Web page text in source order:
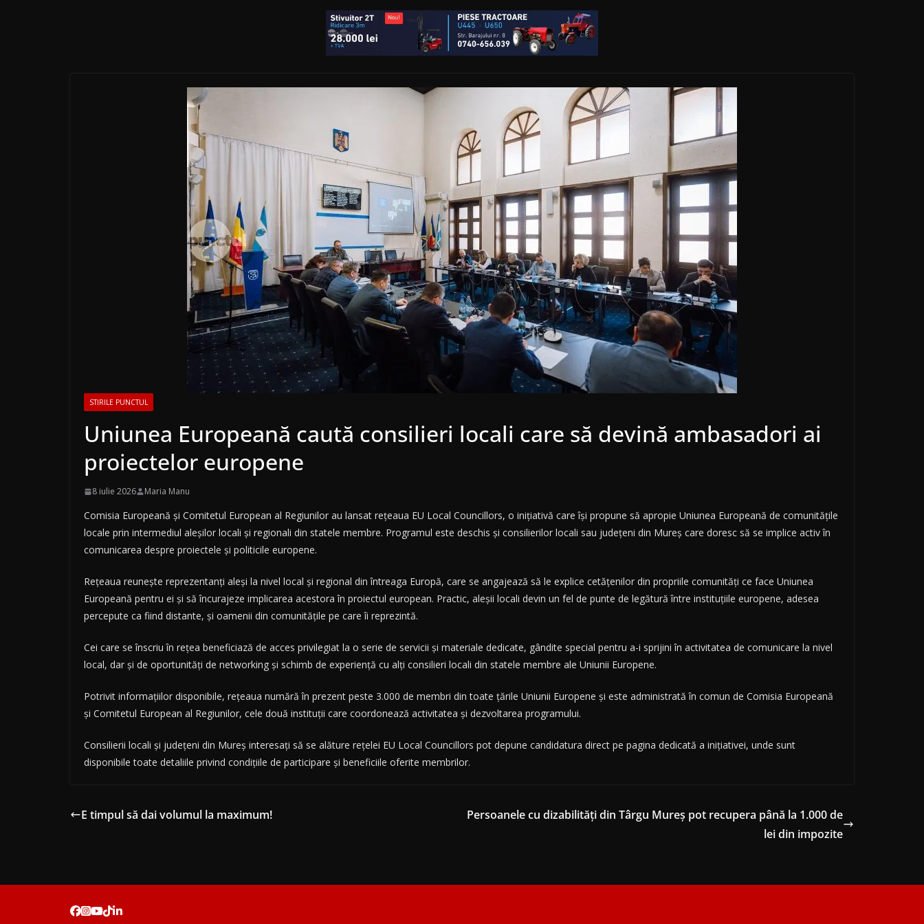
STIRILE PUNCTUL
Uniunea Europeană caută consilieri locali care să devină ambasadori ai
proiectelor europene
8 iulie 2026 Maria Manu
Comisia Europeană și Comitetul European al Regiunilor au lansat rețeaua EU Local Councillors, o inițiativă care își propune să apropie Uniunea Europeană de comunitățile
locale prin intermediul aleșilor locali și regionali din statele membre. Programul este deschis și consilierilor locali sau județeni din Mureș care doresc să se implice activ în
comunicarea despre proiectele și politicile europene.
Rețeaua reunește reprezentanți aleși la nivel local și regional din întreaga Europă, care se angajează să le explice cetățenilor din propriile comunități ce face Uniunea
Europeană pentru ei și să încurajeze implicarea acestora în proiectul european. Practic, aleșii locali devin un fel de punte de legătură între instituțiile europene, adesea
percepute ca fiind distante, și oamenii din comunitățile pe care îi reprezintă.
Cei care se înscriu în rețea beneficiază de acces privilegiat la o serie de servicii și materiale dedicate, gândite special pentru a-i sprijini în activitatea de comunicare la nivel
local, dar și de oportunități de networking și schimb de experiență cu alți consilieri locali din statele membre ale Uniunii Europene.
Potrivit informațiilor disponibile, rețeaua numără în prezent peste 3.000 de membri din toate țările Uniunii Europene și este administrată în comun de Comisia Europeană
și Comitetul European al Regiunilor, cele două instituții care coordonează activitatea și dezvoltarea programului.
Consilierii locali și județeni din Mureș interesați să se alăture rețelei EU Local Councillors pot depune candidatura direct pe pagina dedicată a inițiativei, unde sunt
disponibile toate detaliile privind condițiile de participare și beneficiile oferite membrilor.
E timpul să dai volumul la maximum!
Persoanele cu dizabilități din Târgu Mureș pot recupera până la 1.000 de
lei din impozite